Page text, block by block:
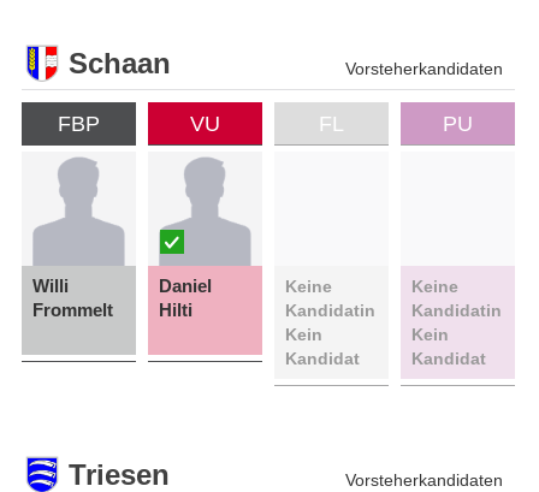
Schaan Vorsteherkandidaten
FBP
Willi
Frommelt
VU
Daniel
Hilti
FL
Keine
Kandidatin
Kein
Kandidat
PU
Keine
Kandidatin
Kein
Kandidat
Triesen Vorsteherkandidaten